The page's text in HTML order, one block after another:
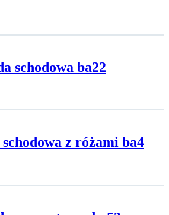
schodowa ba22
z różami ba4